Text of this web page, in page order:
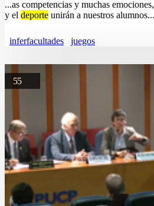
...as competencias y muchas
y el deporte unirán a nuestros
inferfacultades juegos
55